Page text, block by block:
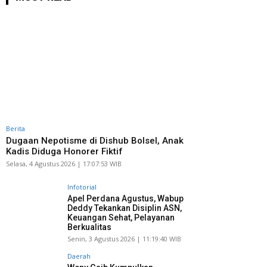
Berita
Dugaan Nepotisme di Dishub Bolsel, Anak
Kadis Diduga Honorer Fiktif
Selasa, 4 Agustus 2026 | 17:07:53 WIB
Infotorial
Apel Perdana Agustus, Wabup
Deddy Tekankan Disiplin ASN,
Keuangan Sehat, Pelayanan
Berkualitas
Senin, 3 Agustus 2026 | 11:19:40 WIB
Daerah